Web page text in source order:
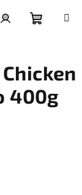
košík
400g